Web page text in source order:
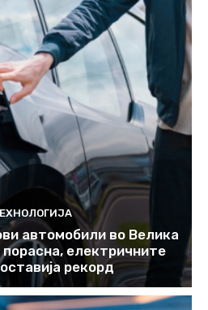
автомобили во Велика
порасна, електричните
рекорд